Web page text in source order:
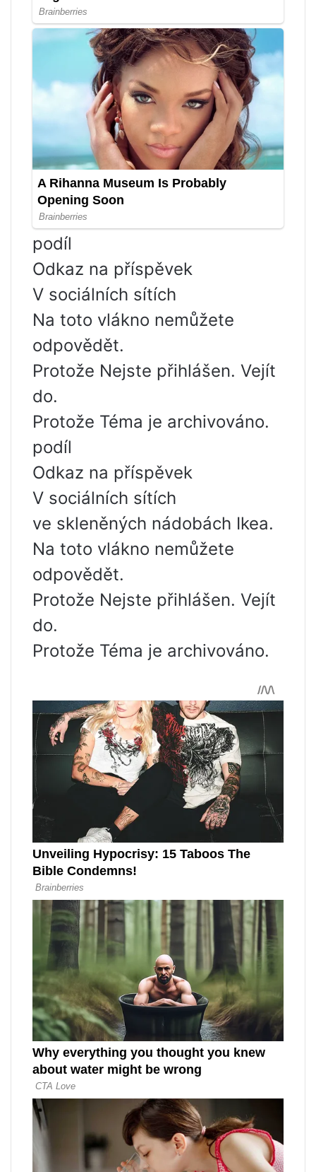
podíl
Odkaz na příspěvek
V sociálních sítích
Na toto vlákno nemůžete
odpovědět.
Protože Nejste přihlášen. Vejít
do.
Protože Téma je archivováno.
podíl
Odkaz na příspěvek
V sociálních sítích
ve skleněných nádobách Ikea.
Na toto vlákno nemůžete
odpovědět.
Protože Nejste přihlášen. Vejít
do.
Protože Téma je archivováno.